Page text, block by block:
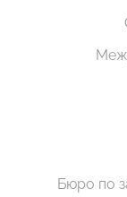
Бюро по